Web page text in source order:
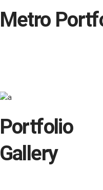
Metro
Portfolio
Gallery